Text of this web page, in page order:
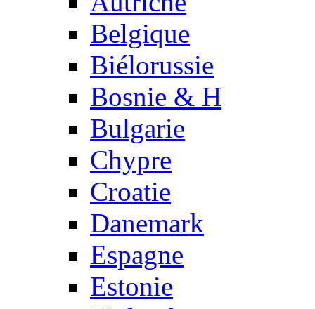
Belgique
Biélorussie
Bosnie & H
Bulgarie
Chypre
Croatie
Danemark
Espagne
Estonie